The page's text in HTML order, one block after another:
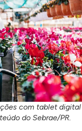
com tablet digital
do Sebrae/PR.